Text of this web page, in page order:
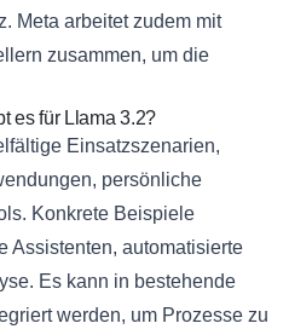
Meta arbeitet zudem mit
zusammen, um die
es für Llama 3.2?
Einsatzszenarien,
persönliche
Konkrete Beispiele
Assistenten, automatisierte
Es kann in bestehende
werden, um Prozesse zu